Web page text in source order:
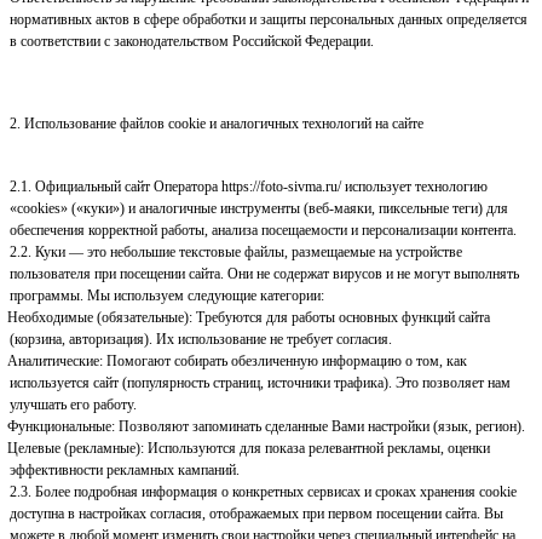
нормативных актов в сфере обработки и защиты персональных данных определяется
в соответствии с законодательством Российской Федерации.
2. Использование файлов cookie и аналогичных технологий на сайте
2.1. Официальный сайт Оператора https://foto-sivma.ru/ использует технологию
«cookies» («куки») и аналогичные инструменты (веб-маяки, пиксельные теги) для
обеспечения корректной работы, анализа посещаемости и персонализации контента.
2.2. Куки — это небольшие текстовые файлы, размещаемые на устройстве
пользователя при посещении сайта. Они не содержат вирусов и не могут выполнять
программы. Мы используем следующие категории:
Необходимые (обязательные): Требуются для работы основных функций сайта
(корзина, авторизация). Их использование не требует согласия.
Аналитические: Помогают собирать обезличенную информацию о том, как
используется сайт (популярность страниц, источники трафика). Это позволяет нам
улучшать его работу.
Функциональные: Позволяют запоминать сделанные Вами настройки (язык, регион).
Целевые (рекламные): Используются для показа релевантной рекламы, оценки
эффективности рекламных кампаний.
2.3. Более подробная информация о конкретных сервисах и сроках хранения cookie
доступна в настройках согласия, отображаемых при первом посещении сайта. Вы
можете в любой момент изменить свои настройки через специальный интерфейс на